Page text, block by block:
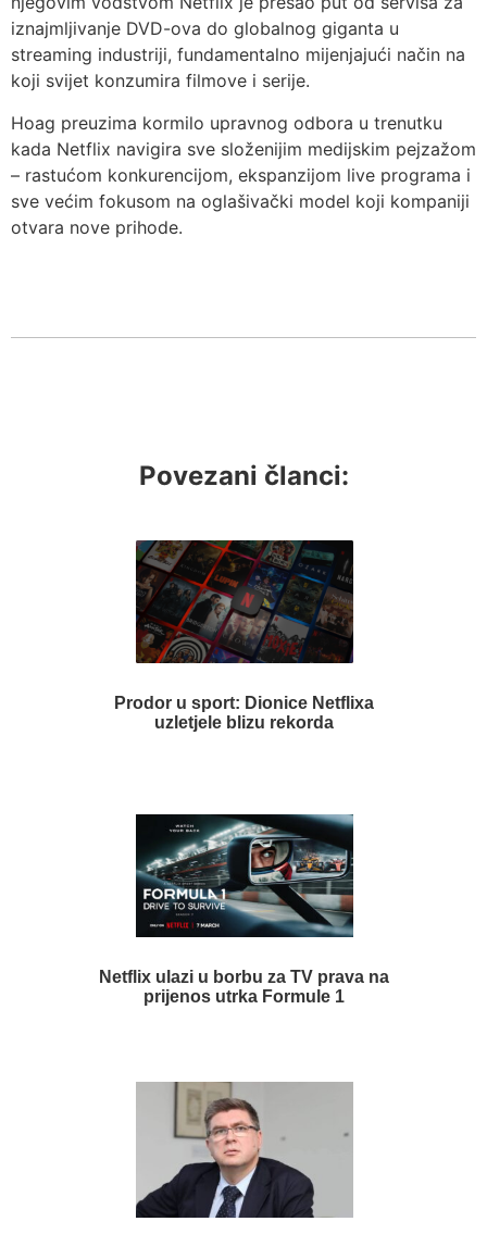
iznajmljivanje DVD-ova do globalnog giganta u
streaming industriji, fundamentalno mijenjajući način na
koji svijet konzumira filmove i serije.
Hoag preuzima kormilo upravnog odbora u trenutku
kada Netflix navigira sve složenijim medijskim pejzažom
– rastućom konkurencijom, ekspanzijom live programa i
sve većim fokusom na oglašivački model koji kompaniji
otvara nove prihode.
Povezani članci:
Prodor u sport: Dionice Netflixa
uzletjele blizu rekorda
Netflix ulazi u borbu za TV prava na
prijenos utrka Formule 1